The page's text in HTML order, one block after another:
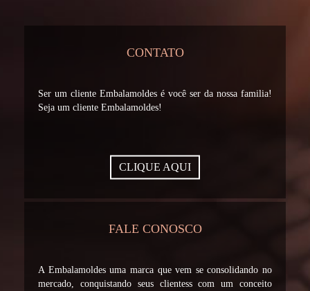
CONTATO
Ser um cliente Embalamoldes é você ser da nossa familia!
Seja um cliente Embalamoldes!
CLIQUE AQUI
FALE CONOSCO
A Embalamoldes uma marca que vem se consolidando no
mercado, conquistando seus clientess com um conceito